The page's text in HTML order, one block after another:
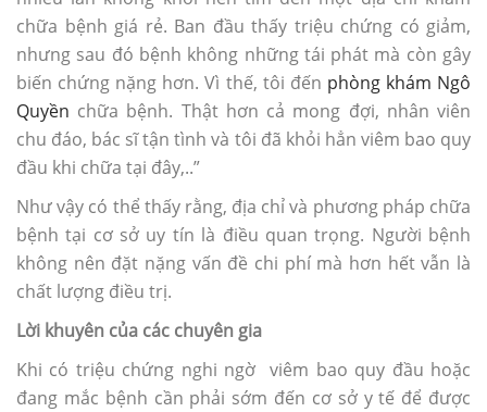
chữa bệnh giá rẻ. Ban đầu thấy triệu chứng có giảm,
nhưng sau đó bệnh không những tái phát mà còn gây
biến chứng nặng hơn. Vì thế, tôi đến phòng khám Ngô
Quyền chữa bệnh. Thật hơn cả mong đợi, nhân viên
chu đáo, bác sĩ tận tình và tôi đã khỏi hẳn viêm bao quy
đầu khi chữa tại đây,..”
Như vậy có thể thấy rằng, địa chỉ và phương pháp chữa
bệnh tại cơ sở uy tín là điều quan trọng. Người bệnh
không nên đặt nặng vấn đề chi phí mà hơn hết vẫn là
chất lượng điều trị.
Lời khuyên của các chuyên gia
Khi có triệu chứng nghi ngờ viêm bao quy đầu hoặc
đang mắc bệnh cần phải sớm đến cơ sở y tế để được